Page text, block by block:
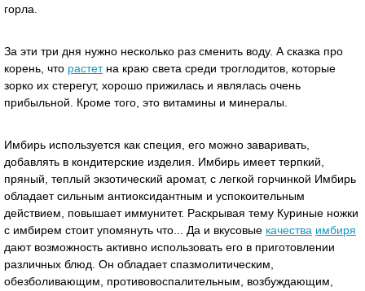
горла.
За эти три дня нужно несколько раз сменить воду. А сказка про
корень, что растетна краю света среди троглодитов, которые
зорко их стерегут, хорошо прижилась и являлась очень
прибыльной. Кроме того, это витамины и минералы.
Имбирь используется как специя, его можно заваривать,
добавлять в кондитерские изделия. Имбирь имеет терпкий,
пряный, теплый экзотический аромат, с легкой горчинкой Имбирь
обладает сильным антиоксидантным и успокоительным
действием, повышает иммунитет. Раскрывая тему Куриные ножки
с имбирем стоит упомянуть что... Да и вкусовые качества имбиря
дают возможность активно использовать его в приготовлении
различных блюд. Он обладает спазмолитическим,
обезболивающим, противовоспалительным, возбуждающим,